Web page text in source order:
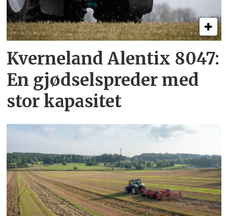
Kverneland Alentix 8047:
En gjødsel­spreder med
stor kapasitet